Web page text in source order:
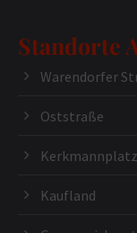
Standorte
Warendorfer
Oststraße
Kerkmannplatz
Kaufland